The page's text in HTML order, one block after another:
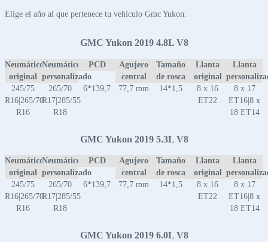
Elige el año al que pertenece tu vehículo Gmc Yukon:
GMC Yukon 2019 4.8L V8
Neumático
original
Neumático
personalizado
PCD
Agujero
central
Tamaño
de rosca
Llanta
original
Llanta
245/75
R16|265/70
R16
265/70
R17|285/55
R18
6*139,7 77,7 mm 14*1,5
8 x 16
ET22
8 x 17
ET16|8 x
18 ET14
GMC Yukon 2019 5.3L V8
Neumático
original
Neumático
personalizado
PCD
Agujero
central
Tamaño
de rosca
Llanta
original
Llanta
245/75
R16|265/70
R16
265/70
R17|285/55
R18
6*139,7 77,7 mm 14*1,5
8 x 16
ET22
8 x 17
ET16|8 x
18 ET14
GMC Yukon 2019 6.0L V8